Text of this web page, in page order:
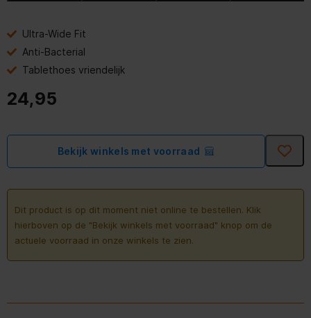
Ultra-Wide Fit
Anti-Bacterial
Tablethoes vriendelijk
24,95
Bekijk winkels met voorraad
Dit product is op dit moment niet online te bestellen. Klik
hierboven op de "Bekijk winkels met voorraad" knop om de
actuele voorraad in onze winkels te zien.